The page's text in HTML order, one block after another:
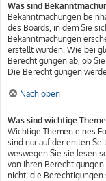
Was sind
Bekanntmachungen
des Boards, in dem Sie
Bekanntmachungen
erstellt wurden. Wie bei
Berechtigungen ab, ob
Die Berechtigungen
Nach oben
Was sind wichtige
Wichtige Themen eines
sind nur auf der ersten
weswegen Sie sie lesen
von Ihren
nicht; die